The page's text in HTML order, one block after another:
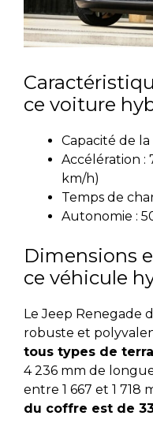
ce voiture
Capacité de la
Accélération :
km/h)
Temps de
Autonomie :
Dimensions
ce véhicule
Le Jeep Renegade
robuste et
tous types de
4 236 mm de
entre 1 667 et 1 718
du coffre est de